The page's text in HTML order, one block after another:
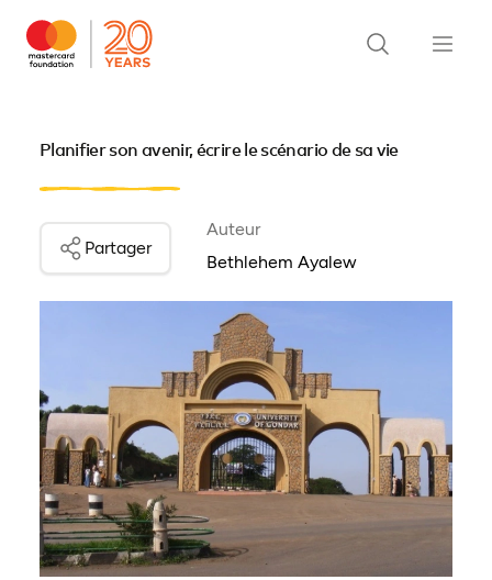
Planifier son avenir, écrire le scénario de sa vie
Auteur
Bethlehem Ayalew
Partager